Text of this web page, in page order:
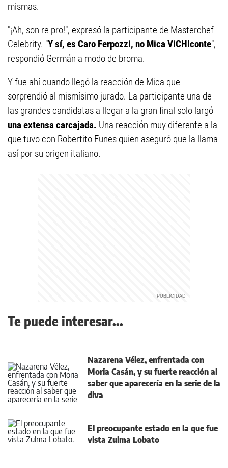
mismas.
"¡Ah, son re pro!", expresó la participante de Masterchef
Celebrity. "Y sí, es Caro Ferpozzi, no Mica ViCHIconte",
respondió Germán a modo de broma.
Y fue ahí cuando llegó la reacción de Mica que
sorprendió al mismísimo jurado. La participante una de
las grandes candidatas a llegar a la gran final solo largó
una extensa carcajada. Una reacción muy diferente a la
que tuvo con Robertito Funes quien aseguró que la llama
así por su origen italiano.
Te puede interesar...
Nazarena Vélez, enfrentada con
Moria Casán, y su fuerte reacción al
saber que aparecería en la serie de la
diva
El preocupante estado en la que fue
vista Zulma Lobato